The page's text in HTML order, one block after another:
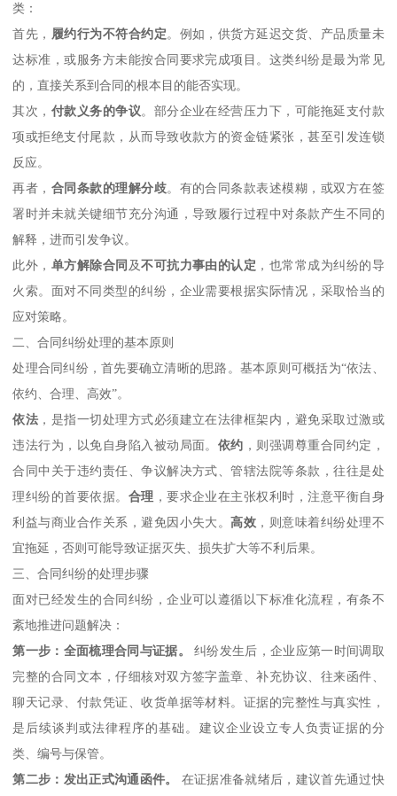
类：
首先， 履约行为不符合约定。例如，供货方延迟交货、产品质量未
达标准，或服务方未能按合同要求完成项目。这类纠纷是最为常见
的，直接关系到合同的根本目的能否实现。
其次， 付款义务的争议。部分企业在经营压力下，可能拖延支付款
项或拒绝支付尾款，从而导致收款方的资金链紧张，甚至引发连锁
反应。
再者， 合同条款的理解分歧。有的合同条款表述模糊，或双方在签
署时并未就关键细节充分沟通，导致履行过程中对条款产生不同的
解释，进而引发争议。
此外， 单方解除合同 及不可抗力事由的认定 ，也常常成为纠纷的导
火索。面对不同类型的纠纷，企业需要根据实际情况，采取恰当的
应对策略。
二、合同纠纷处理的基本原则
处理合同纠纷，首先要确立清晰的思路。基本原则可概括为“依法、
依约、合理、高效”。
依法 ，是指一切处理方式必须建立在法律框架内，避免采取过激或
违法行为，以免自身陷入被动局面。 依约 ，则强调尊重合同约定，
合同中关于违约责任、争议解决方式、管辖法院等条款，往往是处
理纠纷的首要依据。 合理 ，要求企业在主张权利时，注意平衡自身
利益与商业合作关系，避免因小失大。高效 ，则意味着纠纷处理不
宜拖延，否则可能导致证据灭失、损失扩大等不利后果。
三、合同纠纷的处理步骤
面对已经发生的合同纠纷，企业可以遵循以下标准化流程，有条不
紊地推进问题解决：
第一步：全面梳理合同与证据。
纠纷发生后，企业应第一时间调取
完整的合同文本，仔细核对双方签字盖章、补充协议、往来函件、
聊天记录、付款凭证、收货单据等材料。证据的完整性与真实性，
是后续谈判或法律程序的基础。建议企业设立专人负责证据的分
类、编号与保管。
第二步：发出正式沟通函件。
在证据准备就绪后，建议首先通过快